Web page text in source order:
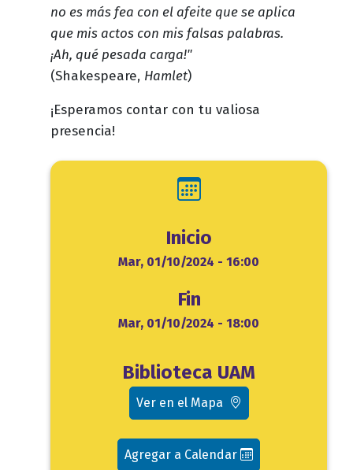
no es más fea con el afeite que se aplica
que mis actos con mis falsas palabras.
¡Ah, qué pesada carga!"
(Shakespeare, Hamlet)
¡Esperamos contar con tu valiosa
presencia!
Inicio
Mar, 01/10/2024 - 16:00
Fin
Mar, 01/10/2024 - 18:00
UbicaciónBiblioteca UAM
Ver en el Mapa
Agregar a Calendar